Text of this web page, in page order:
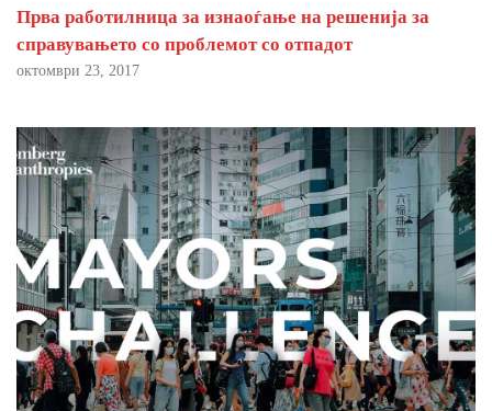
Прва работилница за изнаоѓање на решенија за
справувањето со проблемот со отпадот
октомври 23, 2017